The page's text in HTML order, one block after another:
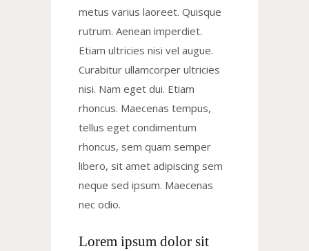
metus varius laoreet. Quisque
rutrum. Aenean imperdiet.
Etiam ultricies nisi vel augue.
Curabitur ullamcorper ultricies
nisi. Nam eget dui. Etiam
rhoncus. Maecenas tempus,
tellus eget condimentum
rhoncus, sem quam semper
libero, sit amet adipiscing sem
neque sed ipsum. Maecenas
nec odio.
Lorem ipsum dolor sit